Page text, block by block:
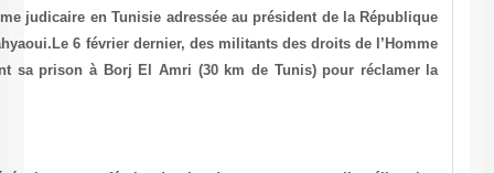
dénonçant le fonctionnement du système judicaire en Tunisie
par son oncle, le magistrat Mokhtar Yahyaoui.Le 6 février dernier,
avaient tenté un rassemblement devant sa prison à Borj El Amri